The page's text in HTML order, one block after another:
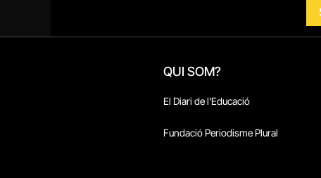
QUI SOM?
El Diari de l'Educació
Fundació Periodisme Plural